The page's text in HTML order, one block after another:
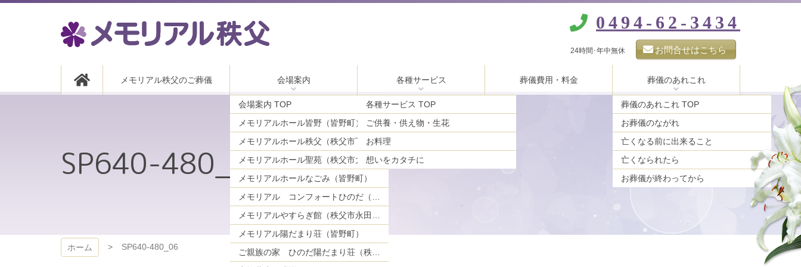
コ
へ
メモリアル秩父
0494-62-3434
24時間･年中無休 お問合せはこちら
メモリアル秩父のご葬儀 会場案内
会場案内 TOP
メモリアルホール皆野（皆野町）
メモリアルホール秩父（秩父市下影森）
メモリアルホール聖苑（秩父市大宮）
メモリアルホールなごみ（皆野町）
メモリアル陽だまり荘（皆野町）
各種サービス
各種サービス TOP
ご供養・供え物・生花
お料理
想いをカタチに
葬儀費用・料金 葬儀のあれこれ
葬儀のあれこれ TOP
お葬儀のながれ
亡くなる前に出来ること
亡くなられたら
お葬儀が終わってから
SP640-480_06
ホーム SP640-480_06